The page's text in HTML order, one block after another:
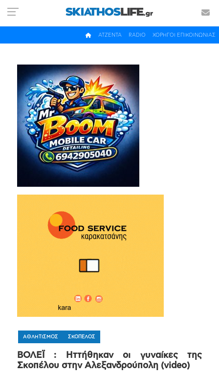
ΧΟΡΗΓΟΙ ΕΠΙΚΟΙΝΩΝΙΑΣ
RADIO
ΑΤΖΕΝΤΑ
ΑΘΛΗΤΙΣΜΟΣ ΣΚΟΠΕΛΟΣ
ΒΟΛΕΪ : Hττήθηκαν οι γυναίκες της
Σκοπέλου στην Αλεξανδρούπολη (video)